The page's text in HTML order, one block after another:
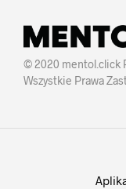
© 2020 mentol.click
Wszystkie Prawa